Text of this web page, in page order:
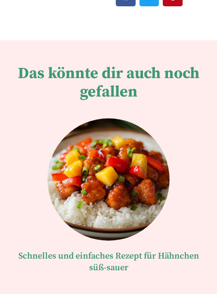
Das könnte dir auch noch
gefallen
Schnelles und einfaches Rezept für Hähnchen
süß-sauer